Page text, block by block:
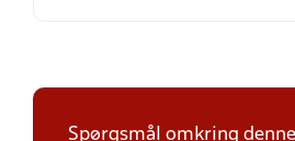
Spørgsmål omkring